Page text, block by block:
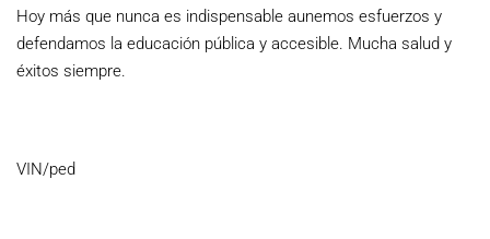
Hoy más que nunca es indispensable aunemos esfuerzos y
defendamos la educación pública y accesible. Mucha salud y
éxitos siempre.
VIN/ped